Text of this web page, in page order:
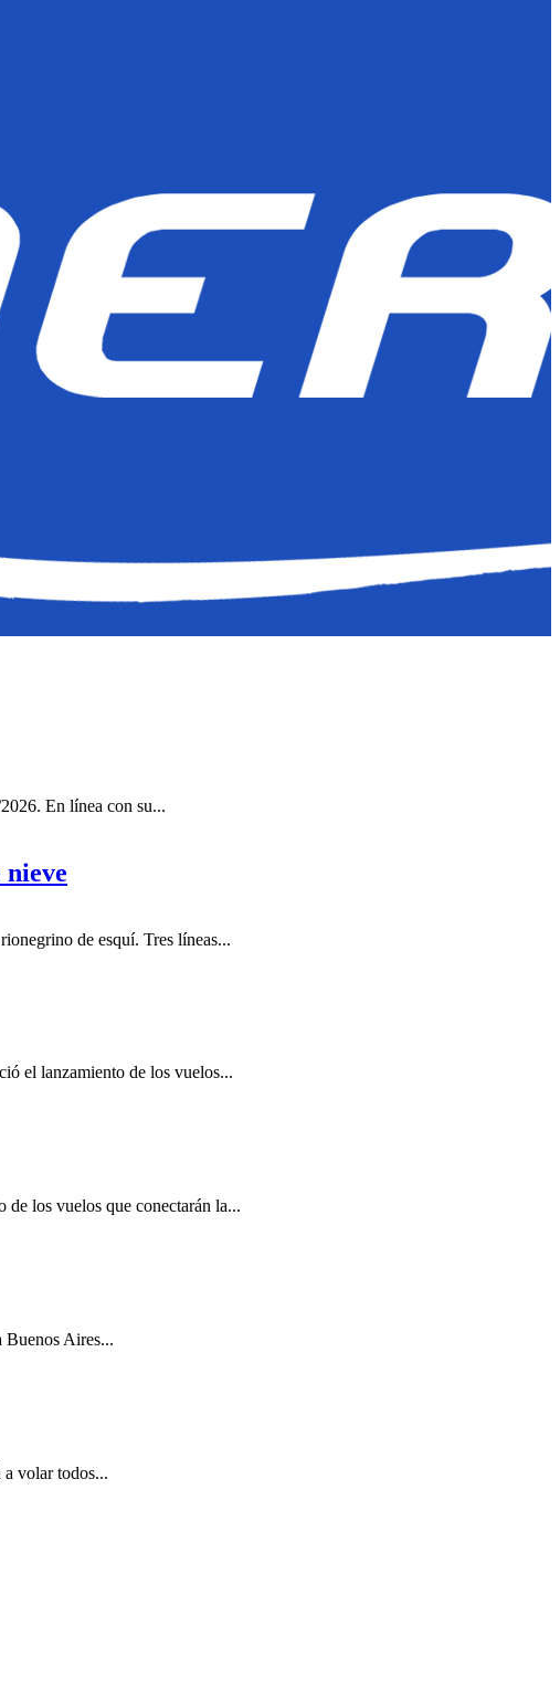
En línea con su...
nieve
de esquí. Tres líneas...
el lanzamiento de los vuelos...
los vuelos que conectarán la...
Buenos Aires...
volar todos...